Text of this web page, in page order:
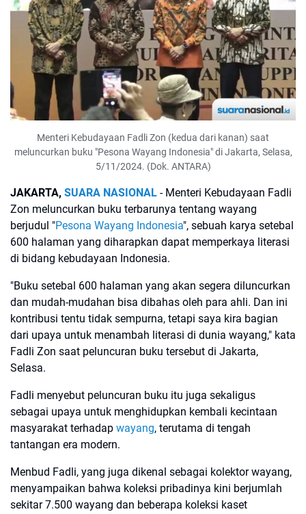
Menteri Kebudayaan Fadli Zon (kedua dari kanan) saat
meluncurkan buku "Pesona Wayang Indonesia" di Jakarta, Selasa,
5/11/2024. (Dok. ANTARA)
JAKARTA, SUARA NASIONAL - Menteri Kebudayaan Fadli
Zon meluncurkan buku terbarunya tentang wayang
berjudul "Pesona Wayang Indonesia", sebuah karya setebal
600 halaman yang diharapkan dapat memperkaya literasi
di bidang kebudayaan Indonesia.
"Buku setebal 600 halaman yang akan segera diluncurkan
dan mudah-mudahan bisa dibahas oleh para ahli. Dan ini
kontribusi tentu tidak sempurna, tetapi saya kira bagian
dari upaya untuk menambah literasi di dunia wayang," kata
Fadli Zon saat peluncuran buku tersebut di Jakarta,
Selasa.
Fadli menyebut peluncuran buku itu juga sekaligus
sebagai upaya untuk menghidupkan kembali kecintaan
masyarakat terhadap wayang, terutama di tengah
tantangan era modern.
Menbud Fadli, yang juga dikenal sebagai kolektor wayang,
menyampaikan bahwa koleksi pribadinya kini berjumlah
sekitar 7.500 wayang dan beberapa koleksi kaset